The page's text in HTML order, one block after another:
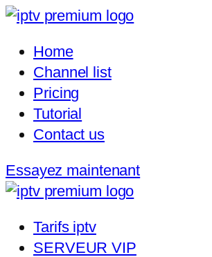
Home
Channel list
Pricing
Tutorial
Contact us
Essayez maintenant
Tarifs iptv
SERVEUR VIP